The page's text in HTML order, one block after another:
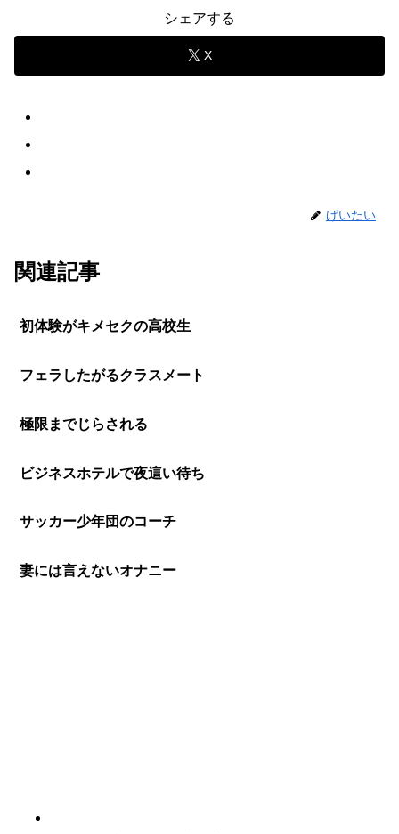
シェアする
X
げいたい
関連記事
初体験がキメセクの高校生
フェラしたがるクラスメート
極限までじらされる
ビジネスホテルで夜這い待ち
サッカー少年団のコーチ
妻には言えないオナニー